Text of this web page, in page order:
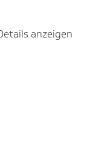
anzeigen